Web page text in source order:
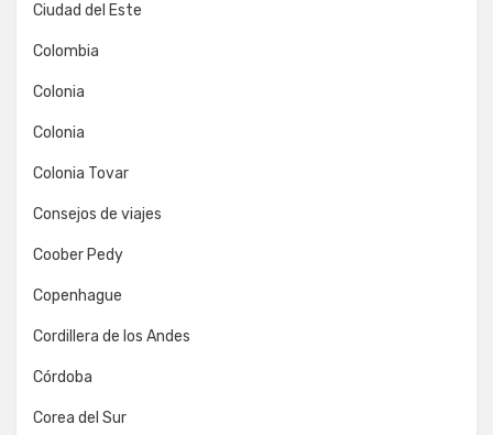
Ciudad del Este
Colombia
Colonia
Colonia
Colonia Tovar
Consejos de viajes
Coober Pedy
Copenhague
Cordillera de los Andes
Córdoba
Corea del Sur